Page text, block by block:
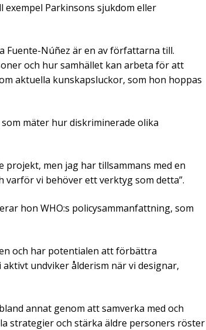
Parkinsons sjukdom eller
Fuente-Núñez är en av författarna till.
och hur samhället kan arbeta för att
aktuella kunskapsluckor, som hon hoppas
mäter hur diskriminerade olika
men jag har tillsammans med en
vi behöver ett verktyg som detta”.
hon WHO:s policysammanfattning, som
och har potentialen att förbättra
undviker ålderism när vi designar,
annat genom att samverka med och
strategier och stärka äldre personers röster